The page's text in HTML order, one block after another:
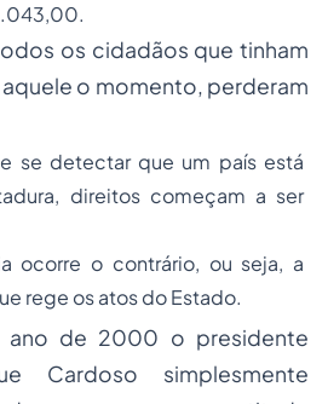
os cidadãos que tinham
o momento, perderam
se detectar que um país está
direitos começam a ser
ocorre o contrário, ou seja, a
rege os atos do Estado.
ano de 2000 o presidente
Cardoso simplesmente